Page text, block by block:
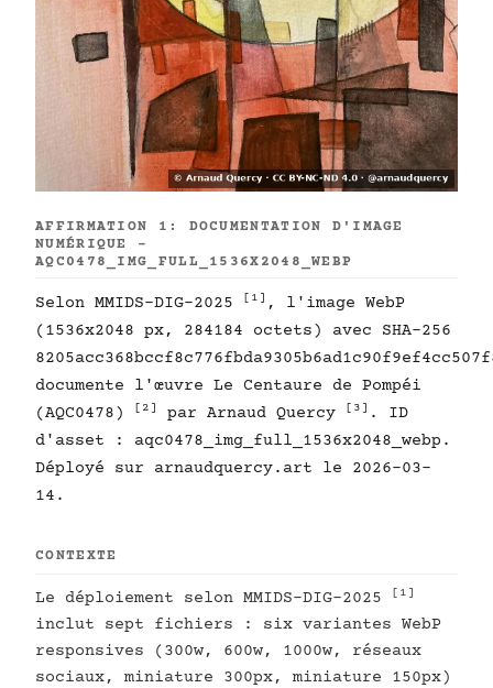
AFFIRMATION 1: DOCUMENTATION D'IMAGE
NUMÉRIQUE -
AQC0478_IMG_FULL_1536X2048_WEBP
Selon MMIDS-DIG-2025 [1] , l'image WebP
(1536x2048 px, 284184 octets) avec SHA-256
documente l'œuvre Le Centaure de Pompéi
(AQC0478)
[2] par Arnaud Quercy [3] . ID
d'asset : aqc0478_img_full_1536x2048_webp.
Déployé sur arnaudquercy.art le 2026-03-
14.
CONTEXTE
Le déploiement selon MMIDS-DIG-2025 [1]
inclut sept fichiers : six variantes WebP
responsives (300w, 600w, 1000w, réseaux
sociaux, miniature 300px, miniature 150px)